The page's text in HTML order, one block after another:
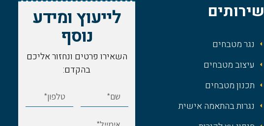
שירותים
נגר מטבחים
עיצוב מטבחים
תכנון מטבחים
נגרות בהתאמה אישית
לייעוץ ומידע
נוסף
השאירו פרטים ונחזור אליכם
בהקדם: